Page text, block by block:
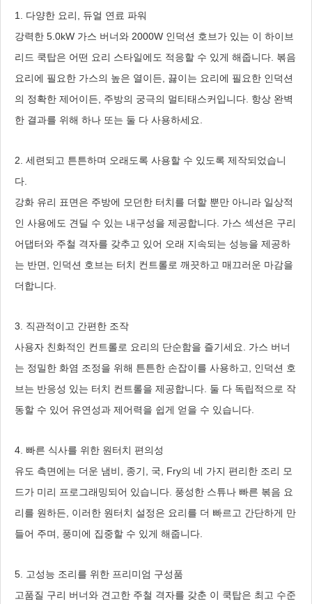
1. 다양한 요리, 듀얼 연료 파워
강력한 5.0kW 가스 버너와 2000W 인덕션 호브가 있는 이 하이브
리드 쿡탑은 어떤 요리 스타일에도 적응할 수 있게 해줍니다. 볶음
요리에 필요한 가스의 높은 열이든, 끓이는 요리에 필요한 인덕션
의 정확한 제어이든, 주방의 궁극의 멀티태스커입니다. 항상 완벽
한 결과를 위해 하나 또는 둘 다 사용하세요.
2. 세련되고 튼튼하며 오래도록 사용할 수 있도록 제작되었습니
다.
강화 유리 표면은 주방에 모던한 터치를 더할 뿐만 아니라 일상적
인 사용에도 견딜 수 있는 내구성을 제공합니다. 가스 섹션은 구리
어댑터와 주철 격자를 갖추고 있어 오래 지속되는 성능을 제공하
는 반면, 인덕션 호브는 터치 컨트롤로 깨끗하고 매끄러운 마감을
더합니다.
3. 직관적이고 간편한 조작
사용자 친화적인 컨트롤로 요리의 단순함을 즐기세요. 가스 버너
는 정밀한 화염 조정을 위해 튼튼한 손잡이를 사용하고, 인덕션 호
브는 반응성 있는 터치 컨트롤을 제공합니다. 둘 다 독립적으로 작
동할 수 있어 유연성과 제어력을 쉽게 얻을 수 있습니다.
4. 빠른 식사를 위한 원터치 편의성
유도 측면에는 더운 냄비, 종기, 국, Fry의 네 가지 편리한 조리 모
드가 미리 프로그래밍되어 있습니다. 풍성한 스튜나 빠른 볶음 요
리를 원하든, 이러한 원터치 설정은 요리를 더 빠르고 간단하게 만
들어 주며, 풍미에 집중할 수 있게 해줍니다.
5. 고성능 조리를 위한 프리미엄 구성품
고품질 구리 버너와 견고한 주철 격자를 갖춘 이 쿡탑은 최고 수준